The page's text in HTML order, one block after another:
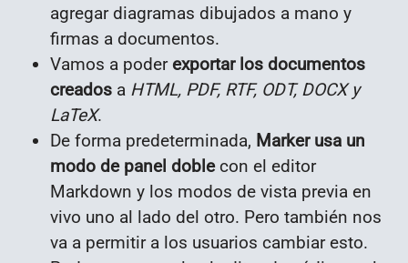
agregar diagramas dibujados a mano y
firmas a documentos.
Vamos a poderexportar los documentos
creados a HTML, PDF, RTF, ODT, DOCX y
LaTeX.
De forma predeterminada, Marker usa un
modo de panel doblecon el editor
Markdown y los modos de vista previa en
vivo uno al lado del otro. Pero también nos
va a permitir a los usuarios cambiar esto.